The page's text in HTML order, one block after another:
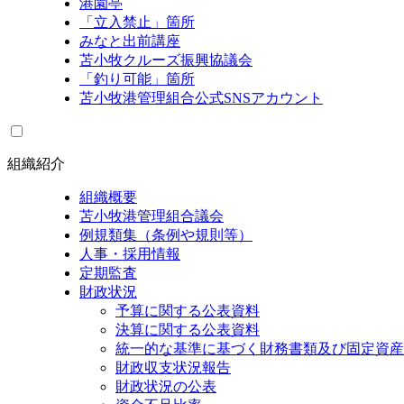
港園亭
「立入禁止」箇所
みなと出前講座
苫小牧クルーズ振興協議会
「釣り可能」箇所
苫小牧港管理組合公式SNSアカウント
組織紹介
組織概要
苫小牧港管理組合議会
例規類集（条例や規則等）
人事・採用情報
定期監査
財政状況
予算に関する公表資料
決算に関する公表資料
統一的な基準に基づく財務書類及び固定資
財政収支状況報告
財政状況の公表